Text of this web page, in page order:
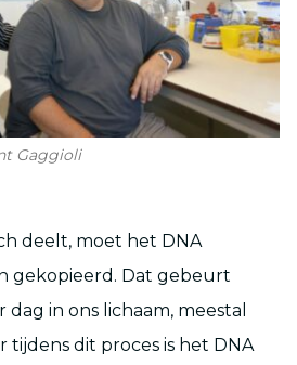
Gaggioli
deelt, moet het DNA
gekopieerd. Dat gebeurt
in ons lichaam, meestal
tijdens dit proces is het DNA